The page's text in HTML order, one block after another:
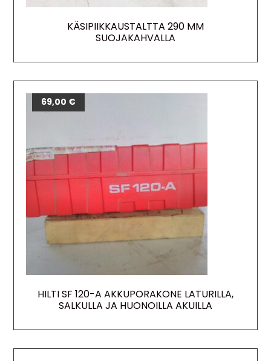
KÄSIPIIKKAUSTALTTA 290 MM
SUOJAKAHVALLA
HILTI SF 120-A AKKUPORAKONE LATURILLA,
SALKULLA JA HUONOILLA AKUILLA
69,00 €